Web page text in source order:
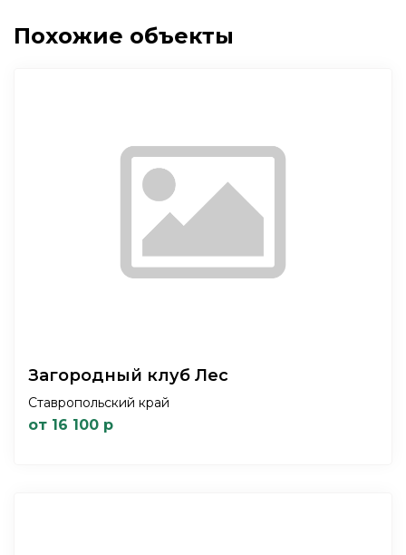
Похожие объекты
Загородный клуб Лес
Ставропольский край
от 16 100 р